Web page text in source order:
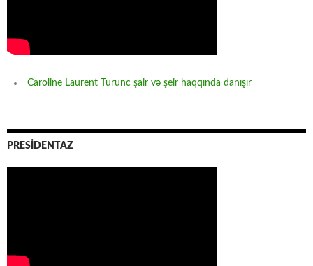
Caroline Laurent Turunc şair və şeir haqqında danışır
PRESİDENTAZ